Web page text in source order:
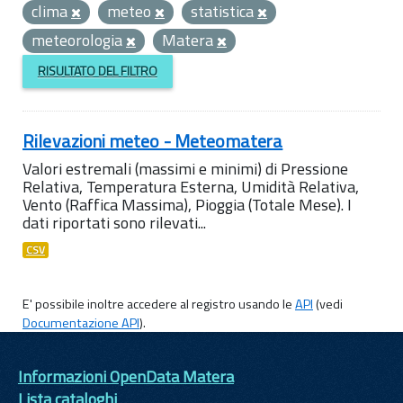
clima
meteo
statistica
meteorologia
Matera
RISULTATO DEL FILTRO
Rilevazioni meteo - Meteomatera
Valori estremali (massimi e minimi) di Pressione
Relativa, Temperatura Esterna, Umidità Relativa,
Vento (Raffica Massima), Pioggia (Totale Mese). I
dati riportati sono rilevati...
CSV
E' possibile inoltre accedere al registro usando leAPI(vedi
Documentazione API).
Informazioni OpenData Matera